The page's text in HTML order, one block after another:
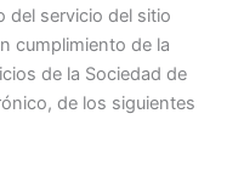
del servicio del sitio
cumplimiento de la
de la Sociedad de
de los siguientes